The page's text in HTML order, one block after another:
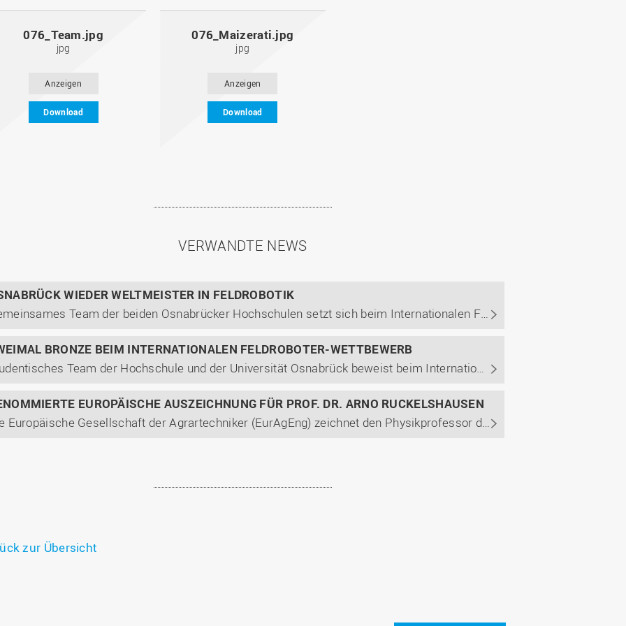
076_Team.jpg
jpg
Anzeigen
Download
076_Maizerati.jpg
jpg
Anzeigen
Download
VERWANDTE NEWS
WIEDER WELTMEISTER IN FELDROBOTIK
Gemeinsames Team der beiden Osnabrücker Hochschulen setzt sich beim Internationalen Feldroboter-Wettbewerb 2026 durch und holt den zweiten Weltmeistertitel in Folge.
BRONZE BEIM INTERNATIONALEN FELDROBOTER-WETTBEWERB
Studentisches Team der Hochschule und der Universität Osnabrück beweist beim Internationalen Feldroboter-Wettbewerb in Slowenien viel Kreativität und technisches Know-how. Es punktet bei den Zukunftsthemen Künstliche Intelligenz und Nachhaltigkeit und erhält zwei Bronzemedaillen.
EUROPÄISCHE AUSZEICHNUNG FÜR PROF. DR. ARNO RUCKELSHAUSEN
Die Europäische Gesellschaft der Agrartechniker (EurAgEng) zeichnet den Physikprofessor der Hochschule Osnabrück Arno Ruckelshausen für Verdienste um europäische Agrartechnik aus.
zur Übersicht